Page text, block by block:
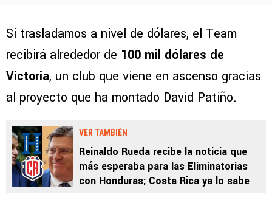
Si trasladamos a nivel de dólares, el Team
recibirá alrededor de 100 mil dólares de
Victoria, un club que viene en ascenso gracias
al proyecto que ha montado David Patiño.
VER TAMBIÉN
Reinaldo Rueda recibe la noticia que
más esperaba para las Eliminatorias
con Honduras; Costa Rica ya lo sabe